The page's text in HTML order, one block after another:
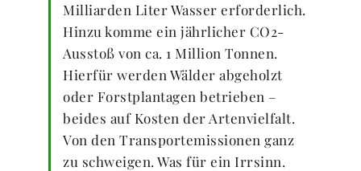
Milliarden Liter Wasser erforderlich.
Hinzu komme ein jährlicher CO2-
Ausstoß von ca. 1 Million Tonnen.
Hierfür werden Wälder abgeholzt
oder Forstplantagen betrieben –
beides auf Kosten der Artenvielfalt.
Von den Transportemissionen ganz
zu schweigen. Was für ein Irrsinn.